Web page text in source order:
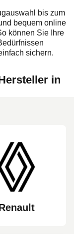
bis zum
bequem online
können Sie Ihre
sichern.
in